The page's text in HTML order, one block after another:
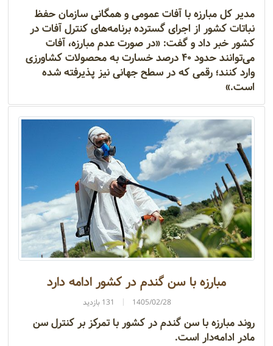
مدیر کل مبارزه با آفات عمومی و همگانی سازمان حفظ
نباتات کشور از اجرای گسترده برنامه‌های کنترل آفات در
کشور خبر داد و گفت: «در صورت عدم مبارزه، آفات
می‌توانند حدود ۴۰ درصد خسارت به محصولات کشاورزی
وارد کنند؛ رقمی که در سطح جهانی نیز پذیرفته شده
است.»
مبارزه با سن گندم در کشور ادامه دارد
1405/02/28 131 بازدید
روند مبارزه با سن گندم در کشور با تمرکز بر کنترل سن
مادر ادامه‌دار است.